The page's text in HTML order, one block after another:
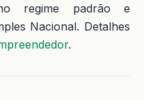
regime padrão e
Nacional. Detalhes
.